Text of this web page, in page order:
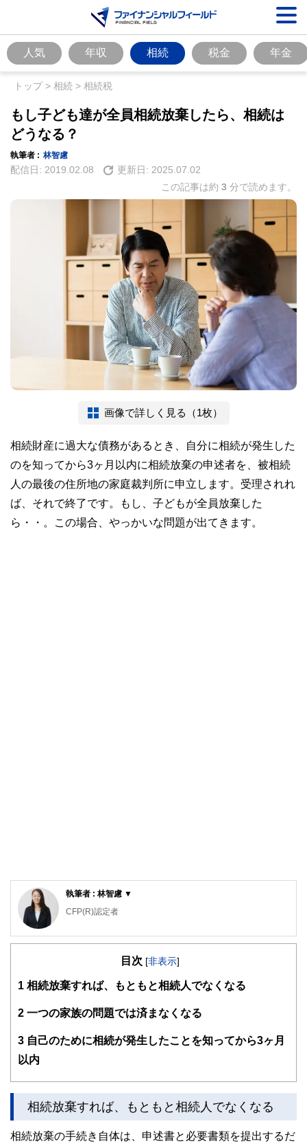
人気 年収 相続 税金 年金
トップ> 相続 > 相続税
もし子ども達が全員相続放棄したら、相続は
どうなる？
執筆者 : 林智慮
配信日: 2019.02.08 更新日: 2025.07.02
この記事は約 3 分で読めます。
画像で詳しく見る（1枚）
相続財産に過大な債務があるとき、自分に相続が発生した
のを知ってから3ヶ月以内に相続放棄の申述者を、被相続
人の最後の住所地の家庭裁判所に申立します。受理されれ
ば、それで終了です。もし、子どもが全員放棄した
ら・・。この場合、やっかいな問題が出てきます。
執筆者 : 林智慮 ▼
CFP(R)認定者
確定拠出年金相談ねっと認定FP
る。結婚で専業主婦となるが夫の独立を機に経理・総務に転
ーチング資格も習得し、金銭面だけでなく心の面からも「幸
融商品を売らない独立系ファイナンシャル・プランナー。
目次 [非表示]
1 相続放棄すれば、もともと相続人でなくなる
2 一つの家族の問題では済まなくなる
3 自己のために相続が発生したことを知ってから3ヶ月
以内
相続放棄すれば、もともと相続人でなくなる
相続放棄の手続き自体は、申述書と必要書類を提出するだ